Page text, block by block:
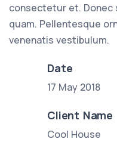
consectetur et. Donec
quam. Pellentesque
venenatis vestibulum.
Date
17 May 2018
Client Name
Cool House